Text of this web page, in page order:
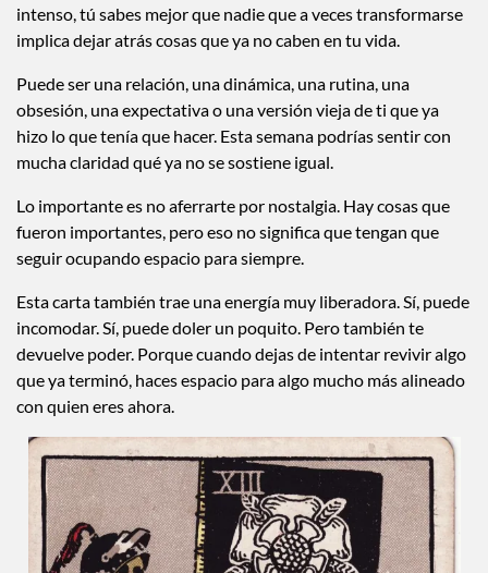
intenso, tú sabes mejor que nadie que a veces transformarse
implica dejar atrás cosas que ya no caben en tu vida.
Puede ser una relación, una dinámica, una rutina, una
obsesión, una expectativa o una versión vieja de ti que ya
hizo lo que tenía que hacer. Esta semana podrías sentir con
mucha claridad qué ya no se sostiene igual.
Lo importante es no aferrarte por nostalgia. Hay cosas que
fueron importantes, pero eso no significa que tengan que
seguir ocupando espacio para siempre.
Esta carta también trae una energía muy liberadora. Sí, puede
incomodar. Sí, puede doler un poquito. Pero también te
devuelve poder. Porque cuando dejas de intentar revivir algo
que ya terminó, haces espacio para algo mucho más alineado
con quien eres ahora.